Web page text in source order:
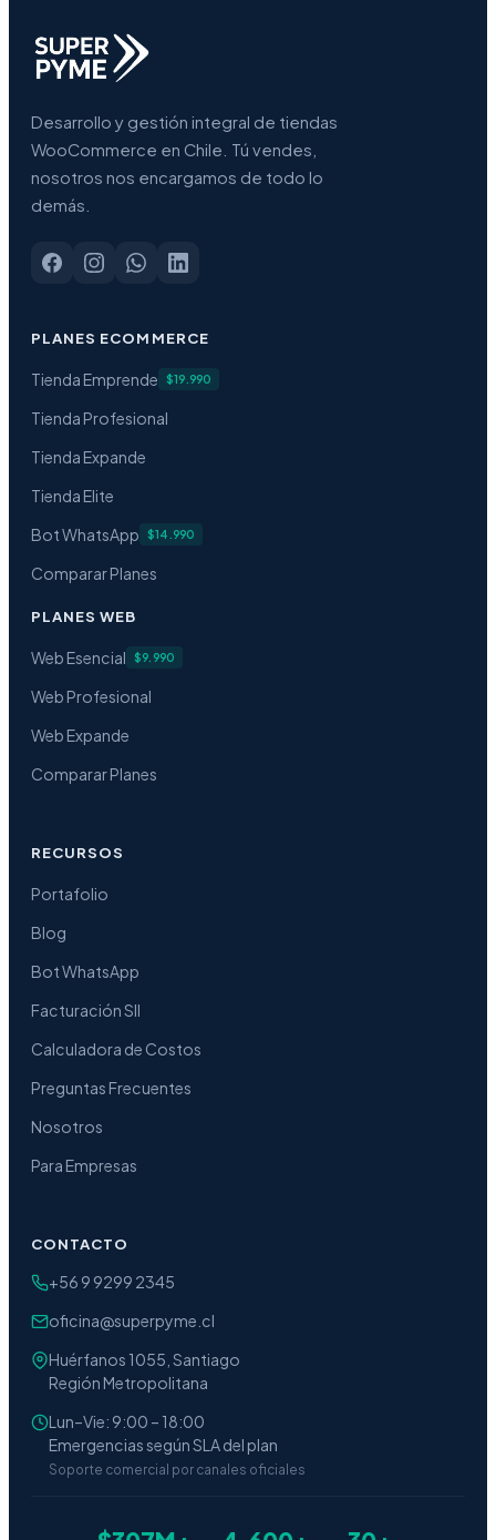
Desarrollo y gestión integral de tiendas
WooCommerce en Chile. Tú vendes,
nosotros nos encargamos de todo lo
demás.
PLANES ECOMMERCE
Tienda Emprende $19.990
Tienda Profesional
Tienda Expande
Tienda Elite
Bot WhatsApp
$14.990
Comparar Planes
PLANES WEB
Web Esencial $9.990
Web Profesional
Web Expande
Comparar Planes
RECURSOS
Portafolio
Blog
Bot WhatsApp
Facturación SII
Calculadora de Costos
Preguntas Frecuentes
Nosotros
Para Empresas
CONTACTO
+56 9 9299 2345
oficina@superpyme.cl
Huérfanos 1055, Santiago
Región Metropolitana
Lun–Vie: 9:00 – 18:00
Emergencias según SLA del plan
Soporte comercial por canales oficiales